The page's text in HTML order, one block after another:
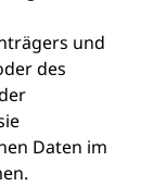
und
des
Daten im